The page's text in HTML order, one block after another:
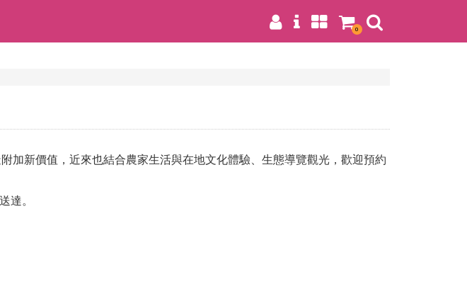
0
加新價值，近來也結合農家生活與在地文化體驗、生態導覽觀光，歡迎預約
達。